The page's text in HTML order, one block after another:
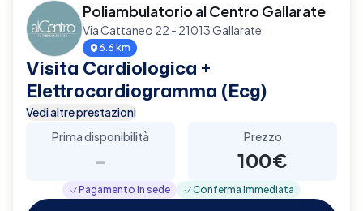
Poliambulatorio al Centro Gallarate
Via Cattaneo 22 - 21013 Gallarate
6.6 km
Visita Cardiologica +
Elettrocardiogramma (Ecg)
Vedi altre prestazioni
Prima disponibilità
-
Prezzo
100€
Pagamento in sede Conferma immediata